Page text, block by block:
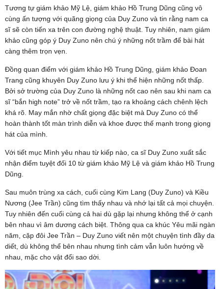
Tương tự giám khảo Mỹ Lệ, giám khảo Hồ Trung Dũng cũng vô
cùng ấn tượng với quãng giọng của Duy Zuno và tin rằng nam ca
sĩ sẽ còn tiến xa trên con đường nghệ thuật. Tuy nhiên, nam giám
khảo cũng góp ý Duy Zuno nên chú ý những nốt trầm để bài hát
càng thêm trọn vẹn.
Đồng quan điểm với giám khảo Hồ Trung Dũng, giám khảo Đoan
Trang cũng khuyên Duy Zuno lưu ý khi thể hiện những nốt thấp.
Bởi sở trường của Duy Zuno là những nốt cao nên sau khi nam ca
sĩ “bắn high note” trở về nốt trầm, tạo ra khoảng cách chênh lệch
khá rõ. May mắn nhờ chất giọng đặc biệt mà Duy Zuno có thể
hoàn thành tốt màn trình diễn và khoe được thế mạnh trong giọng
hát của mình.
Với tiết mục Mình yêu nhau từ kiếp nào, ca sĩ Duy Zuno xuất sắc
nhận điểm tuyệt đối 10 từ giám khảo Mỹ Lệ và giám khảo Hồ Trung
Dũng.
Sau muôn trùng xa cách, cuối cùng Kim Lang (Duy Zuno) và Kiều
Nương (Jee Trần) cũng tìm thấy nhau và nhớ lại tất cả mọi chuyện.
Tuy nhiên đến cuối cùng cả hai dù gặp lại nhưng không thể ở cạnh
bên nhau vì âm dương cách biệt. Thông qua ca khúc Yêu mãi ngàn
năm, cặp đôi Jee Trần – Duy Zuno viết nên một chuyện tình đầy da
diết, dù không thể bên nhau nhưng tình cảm vẫn luôn hướng về
nhau, mặc cho vật đổi sao dời.